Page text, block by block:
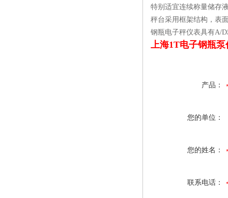
特别适宜连续称量储存
秤台采用框架结构，表
钢瓶电子秤仪表具有A/
上海1T电子钢瓶
产品：
您的单位：
您的姓名：
联系电话：